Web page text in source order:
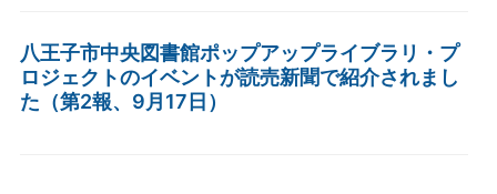
八王子市中央図書館ポップアップライブラリ・プ
ロジェクトのイベントが読売新聞で紹介されまし
た（第2報、9月17日）